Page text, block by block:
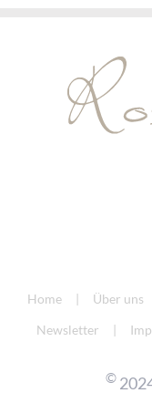
Home Über uns
Newsletter
©